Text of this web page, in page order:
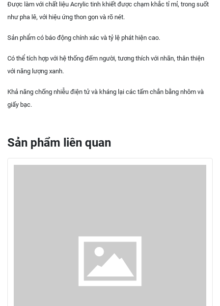
Được làm với chất liệu Acrylic tinh khiết được chạm khắc tỉ mỉ, trong suốt
như pha lê, với hiệu ứng thon gọn và rõ nét.
Sản phẩm có báo động chính xác và tỷ lệ phát hiện cao.
Có thể tích hợp với hệ thống đếm người, tương thích với nhãn, thân thiện
với năng lượng xanh.
Khả năng chống nhiễu điện tử và kháng lại các tấm chắn bằng nhôm và
giấy bạc.
Sản phẩm liên quan